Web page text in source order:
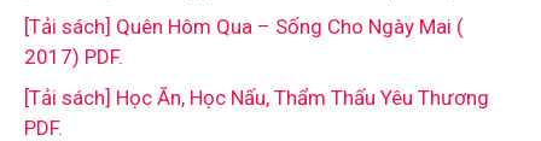
[Tải sách] Quên Hôm Qua – Sống Cho Ngày Mai (
2017) PDF.
[Tải sách] Học Ăn, Học Nấu, Thẩm Thấu Yêu Thương
PDF.